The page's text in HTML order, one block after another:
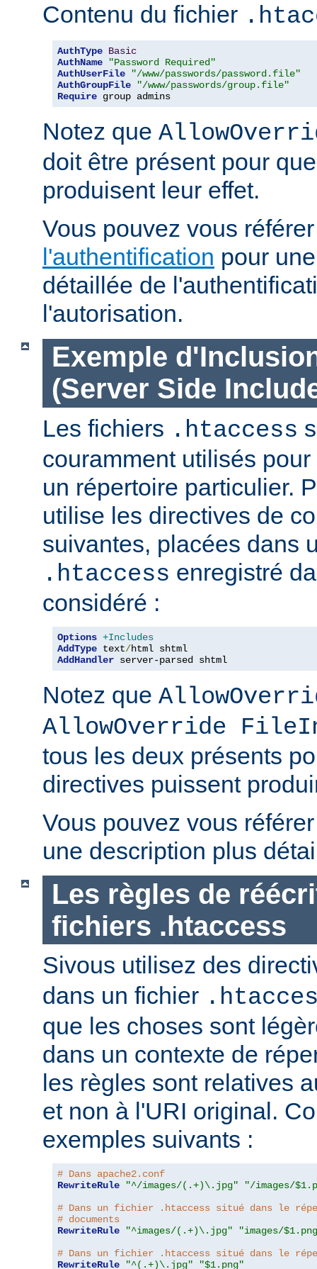
Contenu du fichier
AuthType Basic
AuthName
"Password Required"
AuthUserFile
"/www/passwords/password.file"
AuthGroupFile
"/www/passwords/group.file"
Require group admins
Notez que
doit être présent pour
produisent leur effet.
Vous pouvez vous
l'authentification pour
détaillée de
l'autorisation.
Exemple
(Server Side
Les fichiers .htaccess
couramment utilisés
un répertoire particulier.
utilise les directives de
suivantes, placées dans
.htaccess enregistré
considéré :
Options +Includes
AddType text/
AddHandler server-parsed shtml
Notez que
AllowOverride
tous les deux présents
directives puissent
Vous pouvez vous
une description plus
Les règles de
fichiers .htaccess
Sivous utilisez des
dans un fichier
que les choses sont
dans un contexte de
les règles sont relatives
et non à l'URI original.
exemples suivants :
# Dans apache2.conf
RewriteRule
"^/images/(.+)\.jpg"
"/images/
# Dans un fichier .htaccess situé dans le
# documents
RewriteRule
"^images/(.+)\.jpg"
"images/
# Dans un fichier .htaccess situé dans le
RewriteRule
"^(.+)\.jpg" "$1.png"